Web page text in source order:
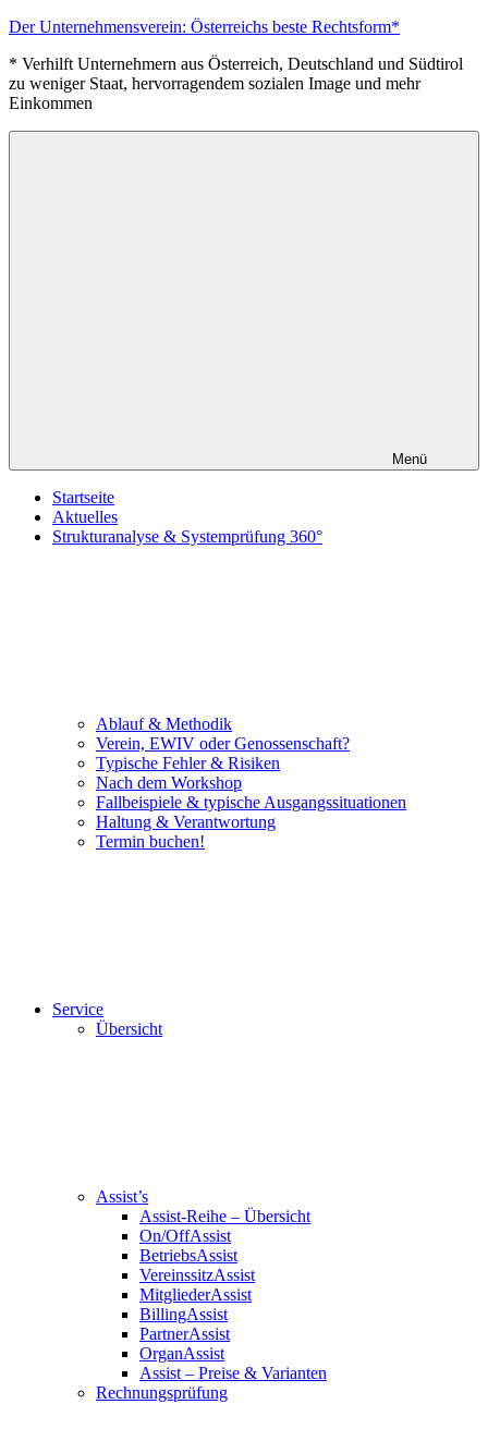
Zum
springen
Der Unternehmensverein: Österreichs beste Rechtsform*
* Verhilft Unternehmern aus Österreich, Deutschland und Südtirol
zu weniger Staat, hervorragendem sozialen Image und mehr
Einkommen
Menü
Startseite
Aktuelles
Strukturanalyse & Systemprüfung 360°
Ablauf & Methodik
Verein, EWIV oder Genossenschaft?
Typische Fehler & Risiken
Nach dem Workshop
Fallbeispiele & typische Ausgangssituationen
Haltung & Verantwortung
Termin buchen!
Service
Übersicht
Assist’s
Assist-Reihe – Übersicht
On/OffAssist
BetriebsAssist
VereinssitzAssist
MitgliederAssist
BillingAssist
PartnerAssist
OrganAssist
Assist – Preise & Varianten
Rechnungsprüfung